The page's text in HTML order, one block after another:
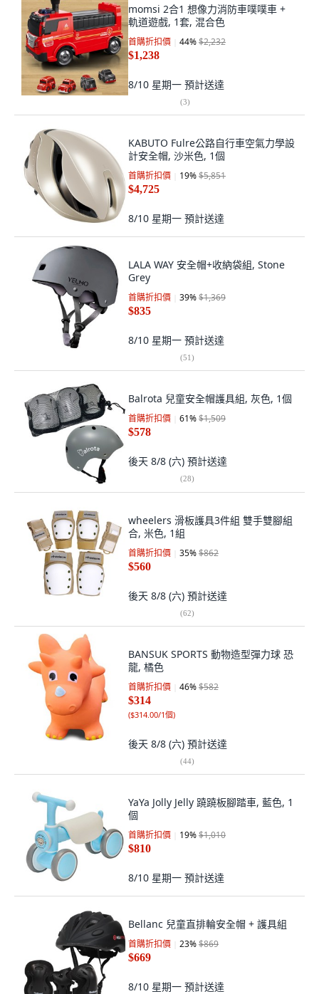
momsi 2合1 想像力消防車噗噗車 +
軌道遊戲, 1套, 混合色
首購折扣價 44%$2,232
$1,238
8/10 星期一 預計送達
(3)
KABUTO Fulre公路自行車空氣力學設
計安全帽, 沙米色, 1個
首購折扣價 19%$5,851
$4,725
8/10 星期一 預計送達
LALA WAY 安全帽+收納袋組, Stone
Grey
首購折扣價 39%$1,369
$835
8/10 星期一 預計送達
(51)
Balrota 兒童安全帽護具組, 灰色, 1個
首購折扣價 61%$1,509
$578
後天 8/8 (六) 預計送達
(28)
wheelers 滑板護具3件組 雙手雙腳組
合, 米色, 1組
首購折扣價 35%$862
$560
後天 8/8 (六) 預計送達
(62)
BANSUK SPORTS 動物造型彈力球 恐
龍, 橘色
首購折扣價 46%$582
$314
($314.00/1個)
後天 8/8 (六) 預計送達
(44)
YaYa Jolly Jelly 蹺蹺板腳踏車, 藍色, 1
個
首購折扣價 19%$1,010
$810
8/10 星期一 預計送達
Bellanc 兒童直排輪安全帽 + 護具組
首購折扣價 23%$869
$669
8/10 星期一 預計送達